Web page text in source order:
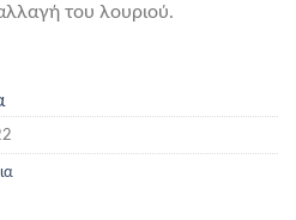
του λουριού.